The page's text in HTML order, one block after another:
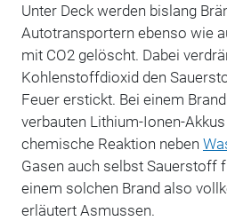
Unter Deck werden bislang
Autotransportern ebenso wie
mit CO2 gelöscht. Dabei
Kohlenstoffdioxid den
Feuer erstickt. Bei einem
verbauten Lithium-Ionen-
chemische Reaktion neben
Gasen auch selbst Sauerstoff
einem solchen Brand also
erläutert Asmussen.